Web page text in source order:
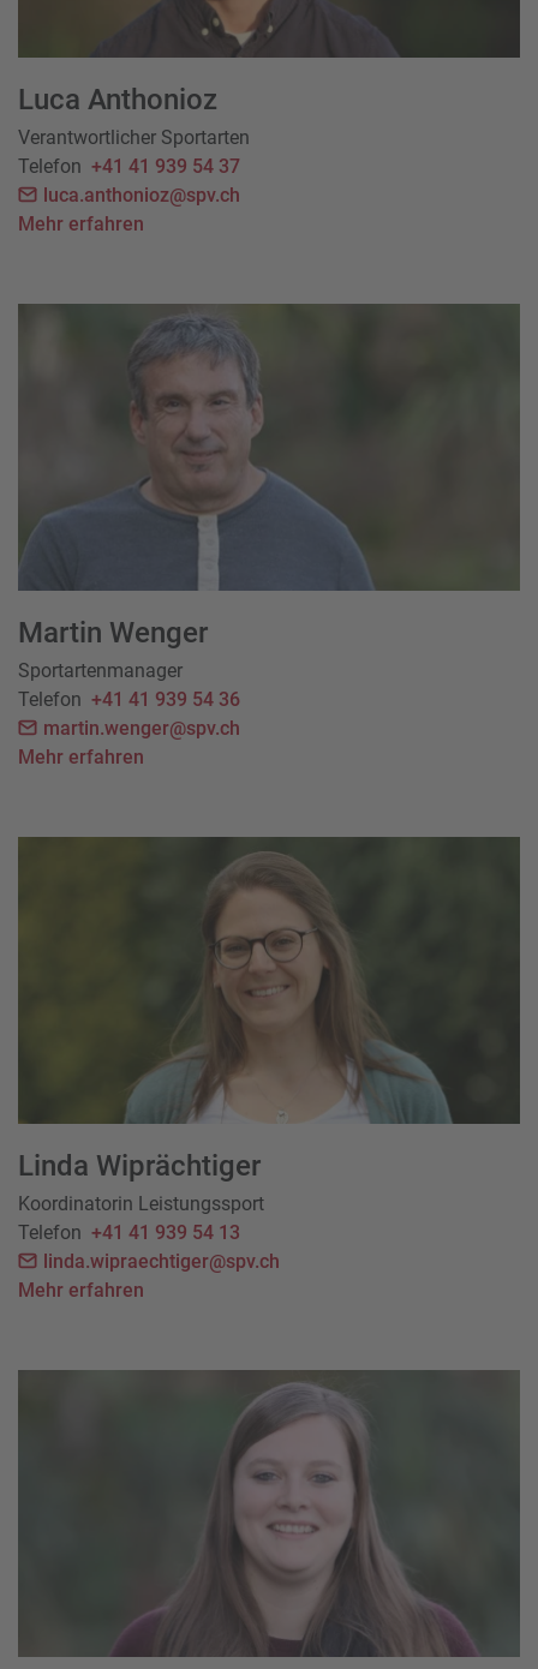
Luca Anthonioz
Verantwortlicher Sportarten
Telefon +41 41 939 54 37
luca.anthonioz@spv.ch
Mehr erfahren
Martin Wenger
Sportartenmanager
Telefon +41 41 939 54 36
martin.wenger@spv.ch
Mehr erfahren
Linda Wiprächtiger
Koordinatorin Leistungssport
Telefon +41 41 939 54 13
linda.wipraechtiger@spv.ch
Mehr erfahren